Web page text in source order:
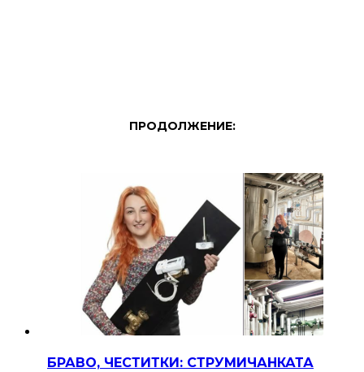
ПРОДОЛЖЕНИЕ:
БРАВО, ЧЕСТИТКИ: СТРУМИЧАНКАТА